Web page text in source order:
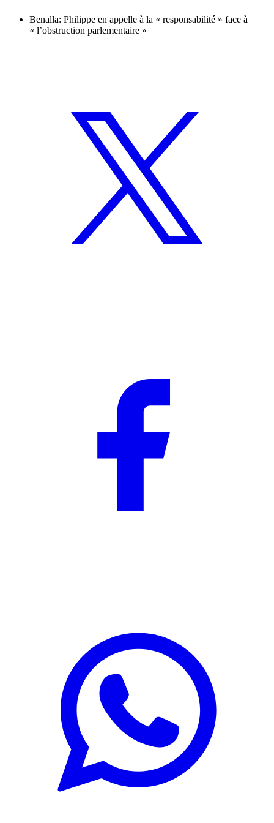
Benalla: Philippe en appelle à la « responsabilité » face à
« l’obstruction parlementaire »